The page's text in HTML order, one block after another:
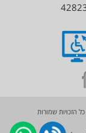
כל הזכויות שמורות